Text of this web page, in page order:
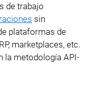
de trabajo
sin
plataformas de
marketplaces, etc.
la metodología API-